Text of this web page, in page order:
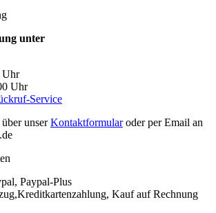
unter
Uhr
Uhr
Service
unserKontaktformularoder per Email an
Paypal-Plus
Kauf auf Rechnung